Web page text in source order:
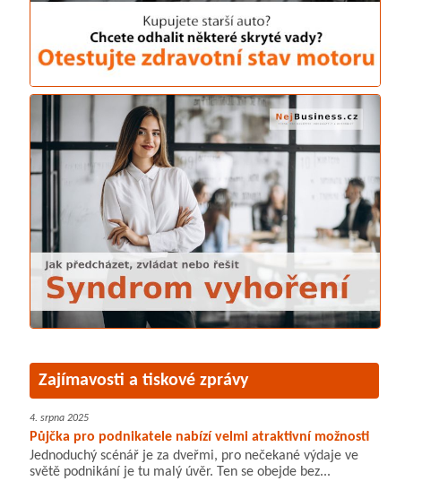
Zajímavosti a tiskové zprávy
4. srpna 2025
Půjčka pro podnikatele nabízí velmi atraktivní možnosti
Jednoduchý scénář je za dveřmi, pro nečekané výdaje ve
světě podnikání je tu malý úvěr. Ten se obejde bez...